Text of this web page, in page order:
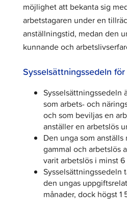
möjlighet att bekanta sig
arbetstagaren under en
anställningstid, medan den
kunnande och
Sysselsättningssedeln
Sysselsättningssedeln
som arbets- och
och som beviljas en
anställer en arbetslös
Den unga som anställs
gammal och arbetslös
varit arbetslös i minst 6
Sysselsättningssedeln
den ungas
månader, dock högst